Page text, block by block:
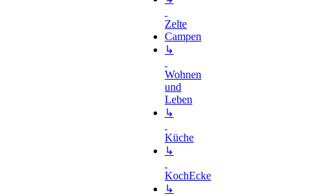
Zelte
Campen
↳
Wohnen
und
Leben
↳
Küche
↳
KochEcke
↳